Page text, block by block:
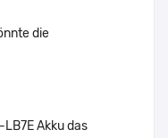
die
Akku das